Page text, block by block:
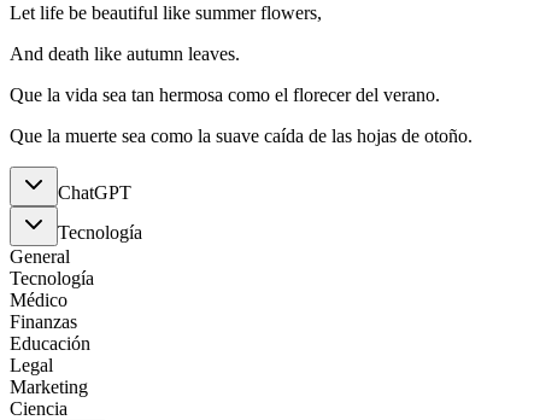
Let life be beautiful like summer flowers,
And death like autumn leaves.
Que la vida sea tan hermosa como el florecer del verano.
Que la muerte sea como la suave caída de las hojas de otoño.
ChatGPT
Tecnología
General
Tecnología
Médico
Finanzas
Educación
Legal
Marketing
Ciencia